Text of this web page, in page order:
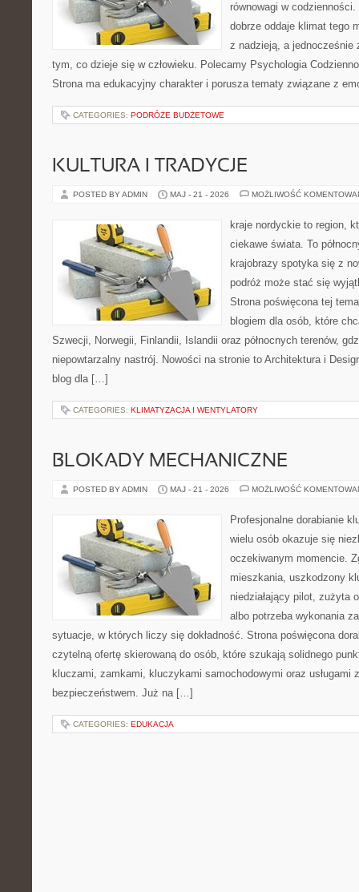
równowagi w
dobrze oddaje klimat tego
z nadzieją, a jednocześnie
tym, co dzieje się w człowieku. Polecamy Psychologia
Strona ma edukacyjny charakter i porusza tematy związane z
CATEGORIES: PODRÓŻE BUDŻETOWE
KULTURA I TRADYCJE
POSTED BY ADMIN MAJ - 21 - 2026 MOŻLIWOŚĆ
kraje nordyckie to region,
ciekawe świata. To
krajobrazy spotyka się z
podróż może stać się
Strona poświęcona tej
blogiem dla osób, które
Szwecji, Norwegii, Finlandii, Islandii oraz północnych terenów,
niepowtarzalny nastrój. Nowości na stronie to Architektura i
blog dla […]
CATEGORIES: KLIMATYZACJA I WENTYLATORY
BLOKADY MECHANICZNE
POSTED BY ADMIN MAJ - 21 - 2026 MOŻLIWOŚĆ
Profesjonalne dorabianie
wielu osób okazuje się
oczekiwanym momencie.
mieszkania, uszkodzony
niedziałający pilot, zużyta
albo potrzeba wykonania
sytuacje, w których liczy się dokładność. Strona poświęcona
czytelną ofertę skierowaną do osób, które szukają solidnego
kluczami, zamkami, kluczykami samochodowymi oraz usługami
bezpieczeństwem. Już na […]
CATEGORIES: EDUKACJA